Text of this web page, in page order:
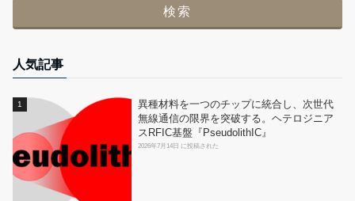
人気記事
異種材料を一つのチップに統合し、次世代
無線通信の限界を突破する。ヘテロジニア
スRFIC基盤『PseudolithIC』
2026年7月14日 に投稿された